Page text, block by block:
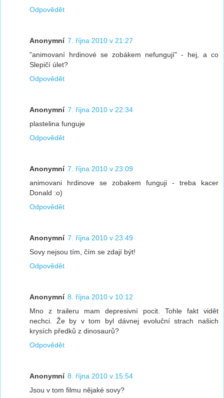
Odpovědět
Anonymní 7. října 2010 v 21:27
"animovaní hrdinové se zobákem nefungují" - hej, a co
Slepičí úlet?
Odpovědět
Anonymní 7. října 2010 v 22:34
plastelina funguje
Odpovědět
Anonymní 7. října 2010 v 23:09
animovani hrdinove se zobakem funguji - treba kacer
Donald :o)
Odpovědět
Anonymní 7. října 2010 v 23:49
Sovy nejsou tím, čím se zdají být!
Odpovědět
Anonymní 8. října 2010 v 10:12
Mno z traileru mam depresivní pocit. Tohle fakt vidět
nechci. Že by v tom byl dávnej evoluční strach našich
krysích předků z dinosaurů?
Odpovědět
Anonymní 8. října 2010 v 15:54
Jsou v tom filmu nějaké sovy?